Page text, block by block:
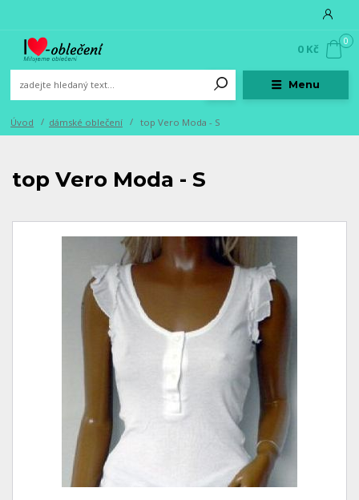
Menu
0
0 Kč
Úvod dámské oblečení top Vero Moda - S
top Vero Moda - S